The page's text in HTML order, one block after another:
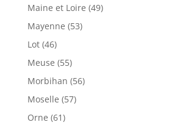
Maine et Loire (49)
Mayenne (53)
Lot (46)
Meuse (55)
Morbihan (56)
Moselle (57)
Orne (61)